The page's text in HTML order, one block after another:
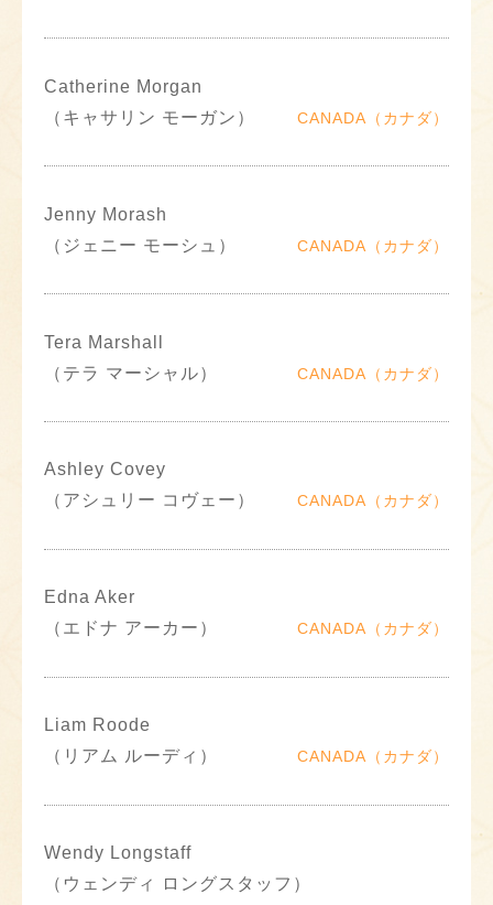
Catherine Morgan
（キャサリン モーガン）
CANADA（カナダ）
Jenny Morash
（ジェニー モーシュ）
CANADA（カナダ）
Tera Marshall
（テラ マーシャル）
CANADA（カナダ）
Ashley Covey
（アシュリー コヴェー）
CANADA（カナダ）
Edna Aker
（エドナ アーカー）
CANADA（カナダ）
Liam Roode
（リアム ルーディ）
CANADA（カナダ）
Wendy Longstaff
（ウェンディ ロングスタッフ）